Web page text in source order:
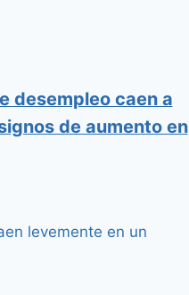
desempleo caen a
de aumento en